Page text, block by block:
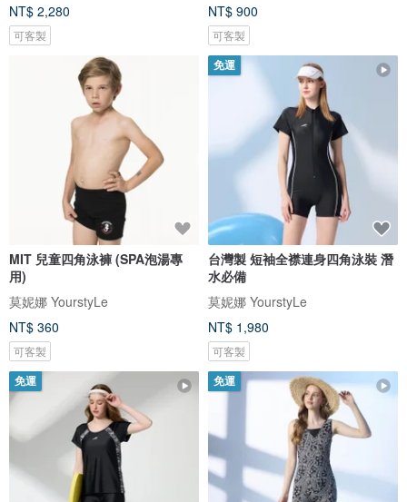
NT$ 2,280
可客製
NT$ 900
可客製
MIT 兒童四角泳褲 (SPA泡湯專
用)
莫妮娜 YourstyLe
NT$ 360
可客製
免運
台灣製 短袖全襟連身四角泳裝 潛
水必備
莫妮娜 YourstyLe
NT$ 1,980
可客製
免運 免運